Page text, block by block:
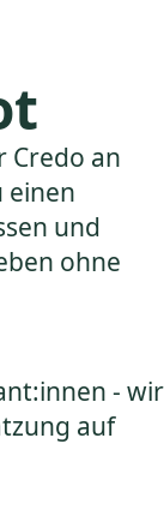
Credo an
einen
und
ohne
- wir
auf